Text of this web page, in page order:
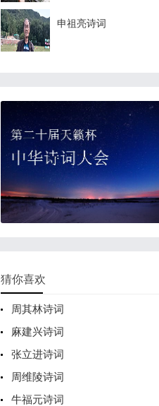
申祖亮诗词
猜你喜欢
周其林诗词
麻建兴诗词
张立进诗词
周维陵诗词
牛福元诗词